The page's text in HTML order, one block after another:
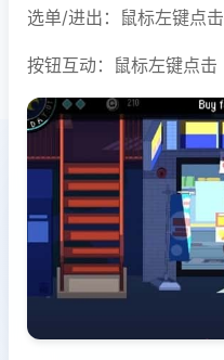
选单/进出：鼠标左键点击
按钮互动：鼠标左键点击